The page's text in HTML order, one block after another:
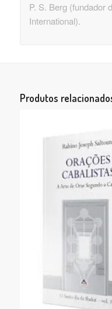
P. S. Berg (fundador
International).
Produtos